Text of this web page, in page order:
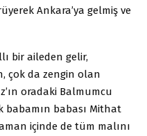
Ankara’ya gelmiş ve
bir aileden gelir,
çok da zengin olan
oradaki Balmumcu
babamın babası Mithat
içinde de tüm malını